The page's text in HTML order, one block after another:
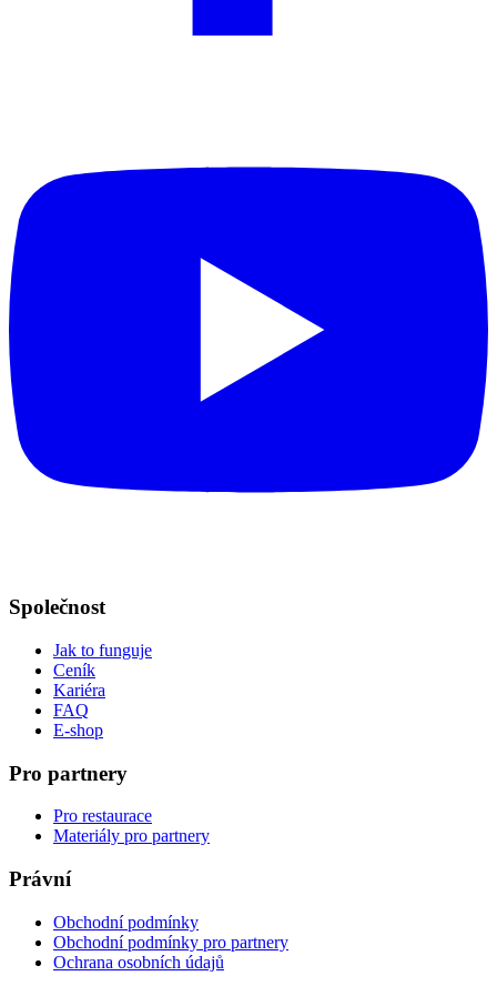
Společnost
Jak to funguje
Ceník
Kariéra
FAQ
E-shop
Pro partnery
Pro restaurace
Materiály pro partnery
Právní
Obchodní podmínky
Obchodní podmínky pro partnery
Ochrana osobních údajů